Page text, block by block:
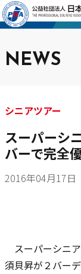
NEWS
シニアツアー
スーパーシ
バーで完全
2016年04月17日
スーパーシニ
須貝昇が２バー